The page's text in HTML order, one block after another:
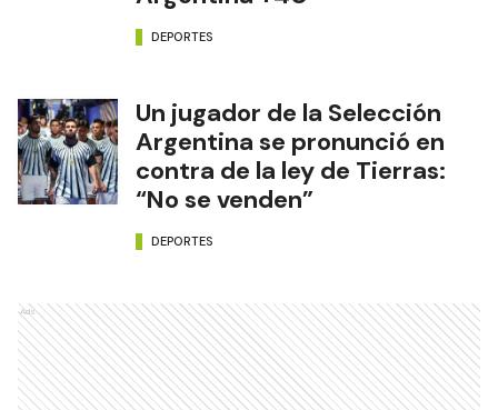
DEPORTES
Un jugador de la Selección
Argentina se pronunció en
contra de la ley de Tierras:
“No se venden”
DEPORTES
Ads